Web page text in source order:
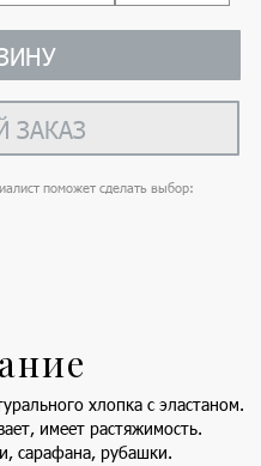
ЗАКАЗ
поможет сделать выбор:
хлопка с эластаном.
имеет растяжимость.
сарафана, рубашки.